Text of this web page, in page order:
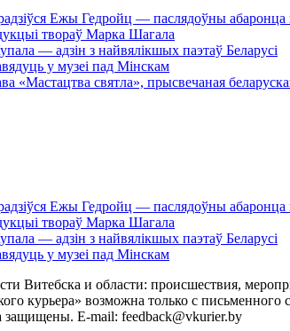
Ежы Гедройц — паслядоўны абаронца
твораў Марка Шагала
— адзін з найвялікшых паэтаў Беларусі
у музеі пад Мінскам
«Мастацтва святла», прысвечаная
Ежы Гедройц — паслядоўны абаронца
твораў Марка Шагала
— адзін з найвялікшых паэтаў Беларусі
у музеі пад Мінскам
Витебска и области: происшествия,
курьера» возможна только с
защищены. E-mail: feedback@vkurier.by